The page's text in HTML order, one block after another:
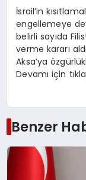
İsrail’in
engellemeye
belirli sayıda
verme kararı
Aksa’ya
Devamı için
Benzer